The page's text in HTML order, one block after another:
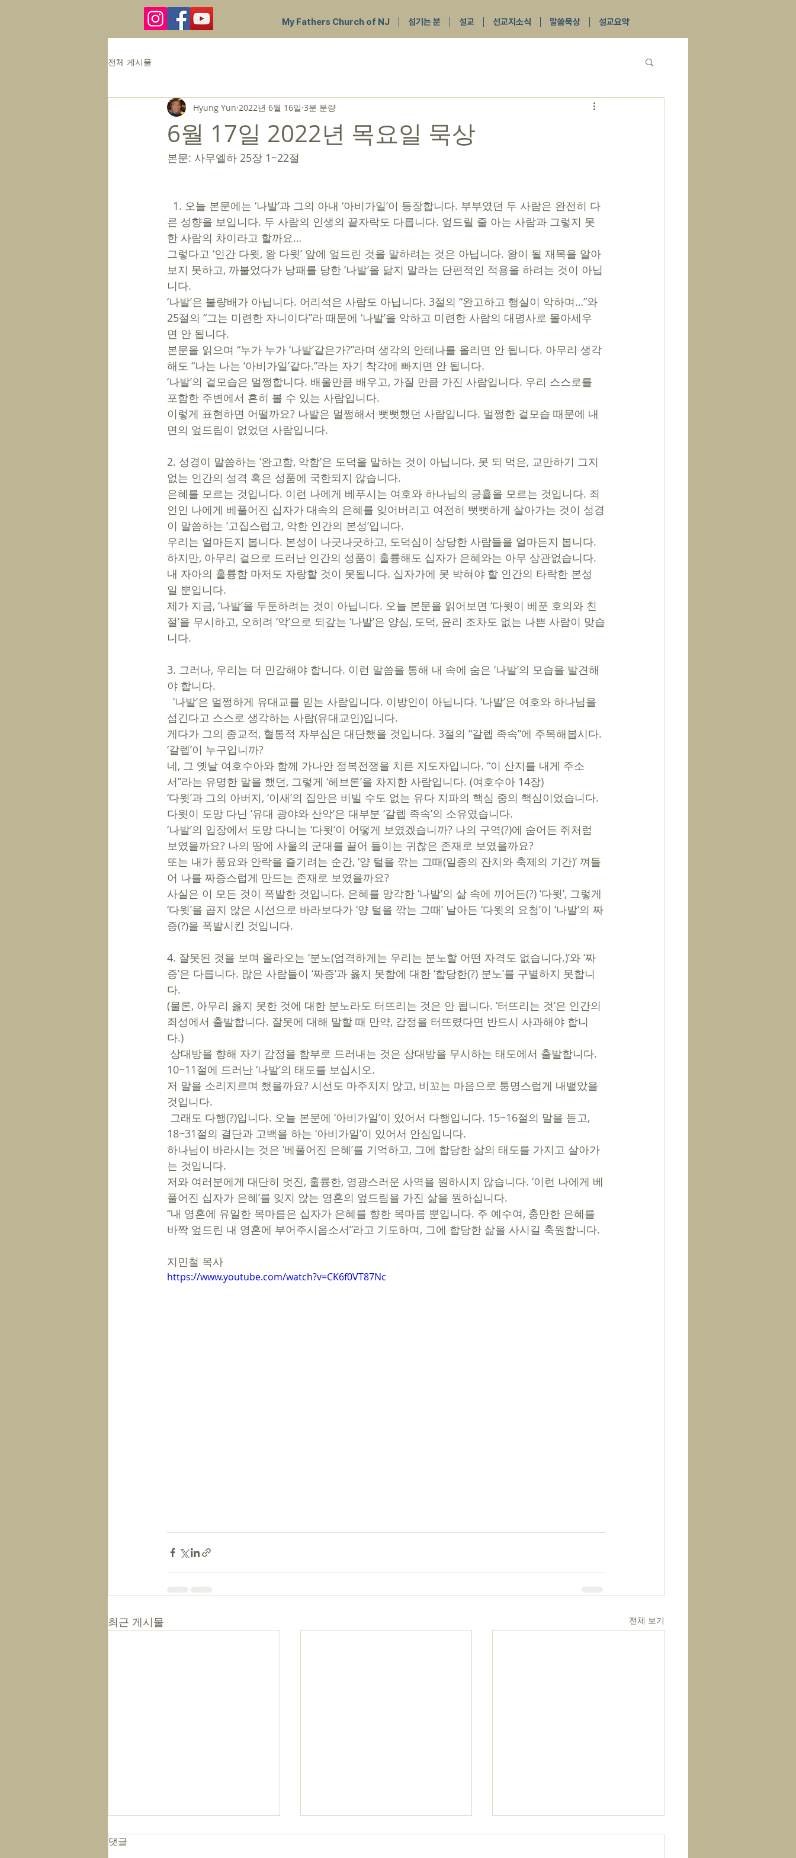
My Fathers Church of NJ 섬기는 분 설교 선교지소식 말씀묵상 설교요약
전체 게시물
6월 17일 2022년 목요일 묵상
Hyung Yun 2022년 6월 16일 3분 분량
본문: 사무엘하 25장 1~22절
른 성향을 보입니다. 두 사람의 인생의 끝자락도 다릅니다. 엎드릴 줄 아는 사람과 그렇지 못
한 사람의 차이라고 할까요…
그렇다고 ‘인간 다윗, 왕 다윗’ 앞에 엎드린 것을 말하려는 것은 아닙니다. 왕이 될 재목을 알아
보지 못하고, 까불었다가 낭패를 당한 ‘나발’을 닮지 말라는 단편적인 적용을 하려는 것이 아닙
니다.
‘나발’은 불량배가 아닙니다. 어리석은 사람도 아닙니다. 3절의 “완고하고 행실이 악하며…”와
25절의 “그는 미련한 자니이다”라 때문에 ‘나발’을 악하고 미련한 사람의 대명사로 몰아세우
면 안 됩니다.
본문을 읽으며 “누가 누가 ‘나발’같은가?”라며 생각의 안테나를 올리면 안 됩니다. 아무리 생각
해도 “나는 나는 ‘아비가일’같다.”라는 자기 착각에 빠지면 안 됩니다.
‘나발’의 겉모습은 멀쩡합니다. 배울만큼 배우고, 가질 만큼 가진 사람입니다. 우리 스스로를
포함한 주변에서 흔히 볼 수 있는 사람입니다.
이렇게 표현하면 어떨까요? 나발은 멀쩡해서 뻣뻣했던 사람입니다. 멀쩡한 겉모습 때문에 내
면의 엎드림이 없었던 사람입니다.
2. 성경이 말씀하는 ‘완고함, 악함’은 도덕을 말하는 것이 아닙니다. 못 되 먹은, 교만하기 그지
없는 인간의 성격 혹은 성품에 국한되지 않습니다.
은혜를 모르는 것입니다. 이런 나에게 베푸시는 여호와 하나님의 긍휼을 모르는 것입니다. 죄
인인 나에게 베풀어진 십자가 대속의 은혜를 잊어버리고 여전히 뻣뻣하게 살아가는 것이 성경
이 말씀하는 ‘고집스럽고, 악한 인간의 본성’입니다.
우리는 얼마든지 봅니다. 본성이 나긋나긋하고, 도덕심이 상당한 사람들을 얼마든지 봅니다.
하지만, 아무리 겉으로 드러난 인간의 성품이 훌륭해도 십자가 은혜와는 아무 상관없습니다.
내 자아의 훌륭함 마저도 자랑할 것이 못됩니다. 십자가에 못 박혀야 할 인간의 타락한 본성
일 뿐입니다.
제가 지금, ‘나발’을 두둔하려는 것이 아닙니다. 오늘 본문을 읽어보면 ‘다윗이 베푼 호의와 친
절’을 무시하고, 오히려 ‘악’으로 되갚는 ‘나발’은 양심, 도덕, 윤리 조차도 없는 나쁜 사람이 맞습
니다.
3. 그러나, 우리는 더 민감해야 합니다. 이런 말씀을 통해 내 속에 숨은 ‘나발’의 모습을 발견해
야 합니다.
섬긴다고 스스로 생각하는 사람(유대교인)입니다.
게다가 그의 종교적, 혈통적 자부심은 대단했을 것입니다. 3절의 “갈렙 족속”에 주목해봅시다.
‘갈렙’이 누구입니까?
네, 그 옛날 여호수아와 함께 가나안 정복전쟁을 치른 지도자입니다. “이 산지를 내게 주소
서”라는 유명한 말을 했던, 그렇게 ‘헤브론’을 차지한 사람입니다. (여호수아 14장)
‘다윗’과 그의 아버지, ‘이새’의 집안은 비빌 수도 없는 유다 지파의 핵심 중의 핵심이었습니다.
다윗이 도망 다닌 ‘유대 광야와 산악’은 대부분 ‘갈렙 족속’의 소유였습니다.
‘나발’의 입장에서 도망 다니는 ‘다윗’이 어떻게 보였겠습니까? 나의 구역(?)에 숨어든 쥐처럼
보였을까요? 나의 땅에 사울의 군대를 끌어 들이는 귀찮은 존재로 보였을까요?
또는 내가 풍요와 안락을 즐기려는 순간, ‘양 털을 깎는 그때(일종의 잔치와 축제의 기간)’ 껴들
어 나를 짜증스럽게 만드는 존재로 보였을까요?
사실은 이 모든 것이 폭발한 것입니다. 은혜를 망각한 ‘나발’의 삶 속에 끼어든(?) ‘다윗’, 그렇게
‘다윗’을 곱지 않은 시선으로 바라보다가 ‘양 털을 깎는 그때’ 날아든 ‘다윗의 요청’이 ‘나발’의 짜
증(?)을 폭발시킨 것입니다.
4. 잘못된 것을 보며 올라오는 ‘분노(엄격하게는 우리는 분노할 어떤 자격도 없습니다.)’와 ‘짜
증’은 다릅니다. 많은 사람들이 ‘짜증’과 옳지 못함에 대한 ‘합당한(?) 분노’를 구별하지 못합니
다.
(물론, 아무리 옳지 못한 것에 대한 분노라도 터뜨리는 것은 안 됩니다. ‘터뜨리는 것’은 인간의
죄성에서 출발합니다. 잘못에 대해 말할 때 만약, 감정을 터뜨렸다면 반드시 사과해야 합니
다.)
10~11절에 드러난 ‘나발’의 태도를 보십시오.
저 말을 소리지르며 했을까요? 시선도 마주치지 않고, 비꼬는 마음으로 퉁명스럽게 내뱉았을
것입니다.
18~31절의 결단과 고백을 하는 ‘아비가일’이 있어서 안심입니다.
하나님이 바라시는 것은 ‘베풀어진 은혜’를 기억하고, 그에 합당한 삶의 태도를 가지고 살아가
는 것입니다.
저와 여러분에게 대단히 멋진, 훌륭한, 영광스러운 사역을 원하시지 않습니다. ‘이런 나에게 베
풀어진 십자가 은혜’를 잊지 않는 영혼의 엎드림을 가진 삶을 원하십니다.
“내 영혼에 유일한 목마름은 십자가 은혜를 향한 목마름 뿐입니다. 주 예수여, 충만한 은혜를
바짝 엎드린 내 영혼에 부어주시옵소서”라고 기도하며, 그에 합당한 삶을 사시길 축원합니다.
지민철 목사
https://www.youtube.com/watch?v=CK6f0VT87Nc
최근 게시물 전체 보기
댓글